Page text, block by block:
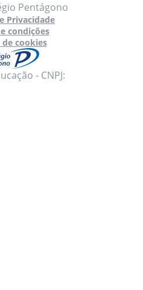
Pentágono
Privacidade
condições
cookies
- CNPJ: